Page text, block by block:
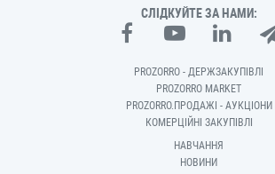
СЛІДКУЙТЕ ЗА НАМИ:
PROZORRO - ДЕРЖЗАКУПІВЛІ
PROZORRO MARKET
PROZORRO.ПРОДАЖІ - АУКЦІОНИ
КОМЕРЦІЙНІ ЗАКУПІВЛІ
НАВЧАННЯ
НОВИНИ